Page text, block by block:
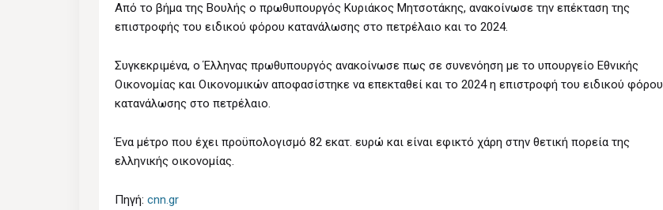
Από το βήμα της Βουλής ο πρωθυπουργός Κυριάκος Μητσοτάκης, ανακοίνωσε την επέκταση της
επιστροφής του ειδικού φόρου κατανάλωσης στο πετρέλαιο και το 2024.
Συγκεκριμένα, ο Έλληνας πρωθυπουργός ανακοίνωσε πως σε συνενόηση με το υπουργείο Εθνικής
Οικονομίας και Οικονομικών αποφασίστηκε να επεκταθεί και το 2024 η επιστροφή του ειδικού φόρου
κατανάλωσης στο πετρέλαιο.
Ένα μέτρο που έχει προϋπολογισμό 82 εκατ. ευρώ και είναι εφικτό χάρη στην θετική πορεία της
ελληνικής οικονομίας.
Πηγή: cnn.gr